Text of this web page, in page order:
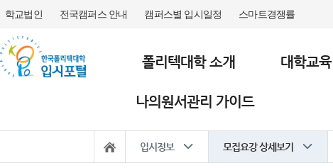
학교법인 전국캠퍼스 안내 캠퍼스별 입시일정 스마트경쟁률
폴리텍대학 소개 대학교육
나의원서관리 가이드
입시정보 모집요강 상세보기